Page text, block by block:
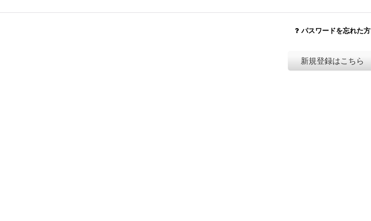
パスワードを忘れた方
新規登録はこちら